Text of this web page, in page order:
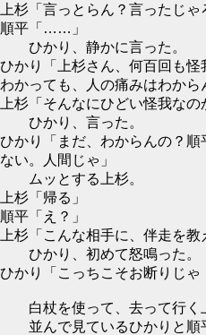
上杉「言っとらん？言ったじゃ
順平「……」
ひかり、静かに言った。
ひかり「上杉さん、何百回も
わかっても、人の痛みはわから
上杉「そんなにひどい怪我なの
ひかり、言った。
ひかり「まだ、わからんの？
ない。人間じゃ」
ムッとする上杉。
上杉「帰る」
順平「え？」
上杉「こんな相手に、伴走を
ひかり、初めて怒鳴った。
ひかり「こっちこそお断りじゃ
白杖を使って、去って行く
並んで見ているひかりと順